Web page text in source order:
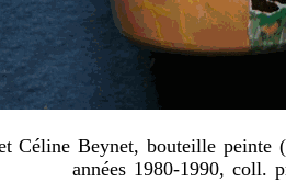
Céline Beynet, bouteille peinte
années 1980-1990, coll.